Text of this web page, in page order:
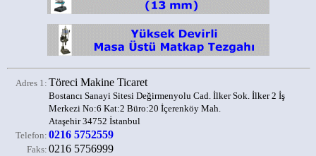
Adres 1: Töreci Makine Ticaret
Bostancı Sanayi Sitesi Değirmenyolu Cad. İlker Sok. İlker 2 İş
Merkezi No:6 Kat:2 Büro:20 İçerenköy Mah.
Ataşehir 34752 İstanbul
Telefon: 0216 5752559
Faks: 0216 5756999